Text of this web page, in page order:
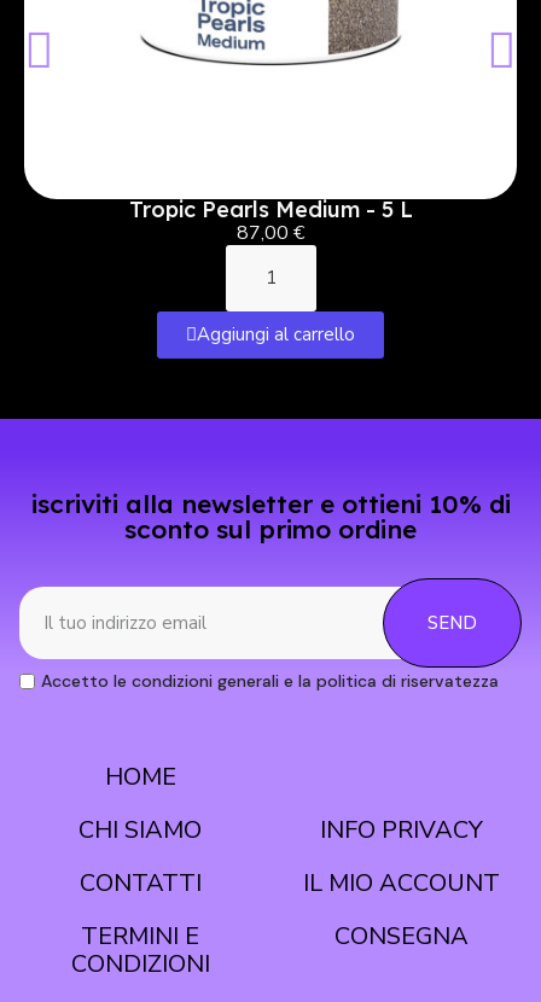
Tropic Pearls Medium - 5 L
87,00 €
Aggiungi al carrello
iscriviti alla newsletter e ottieni 10% di
sconto sul primo ordine
SEND
Accetto le condizioni generali e la politica di riservatezza
HOME
CHI SIAMO
CONTATTI
TERMINI E
INFO PRIVACY
IL MIO ACCOUNT
CONSEGNA